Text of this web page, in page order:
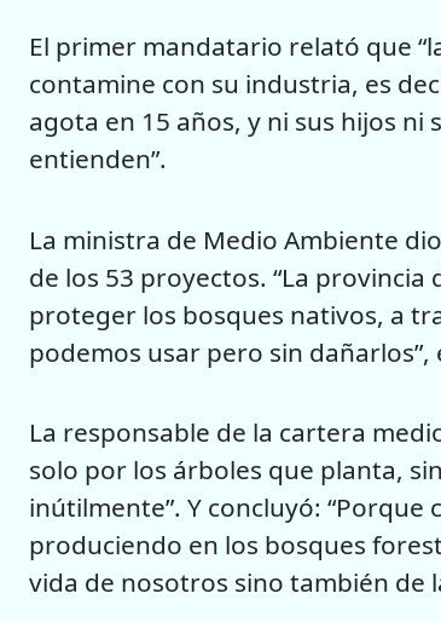
El primer mandatario relató que
contamine con su industria, es
agota en 15 años, y ni sus hijos
entienden”.
La ministra de Medio Ambiente
de los 53 proyectos. “La
proteger los bosques nativos, a
podemos usar pero sin dañarlos”,
La responsable de la cartera
solo por los árboles que planta,
inútilmente”. Y concluyó:
produciendo en los bosques
vida de nosotros sino también de